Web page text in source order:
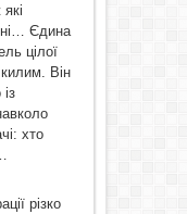
Єдина
цілої
Він
хто
різко